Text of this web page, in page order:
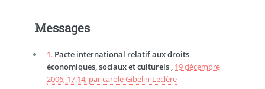
Messages
1. Pacte international relatif aux droits
économiques, sociaux et culturels , 19 décembre
2006, 17:14, parcarole Gibelin-Leclère